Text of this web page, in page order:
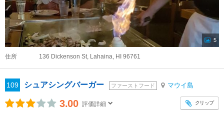
5
住所 136 Dickenson St, Lahaina, HI 96761
109 シュアシングバーガー ファーストフード マウイ島
3.00 評価詳細 クリップ